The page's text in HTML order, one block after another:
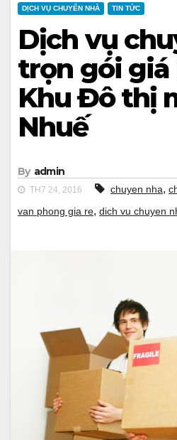
DỊCH VỤ CHUYỂN NHÀ TIN TỨC
Dịch vụ
trọn gói giá
Khu Đô thị
Nhuế
By admin
TH7 24, 2016 chuyen nha,
van phong gia re, dich vu chuyen